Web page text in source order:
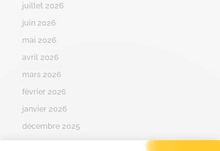
juillet 2026
juin 2026
mai 2026
avril 2026
mars 2026
février 2026
janvier 2026
décembre 2025
novembre 2025